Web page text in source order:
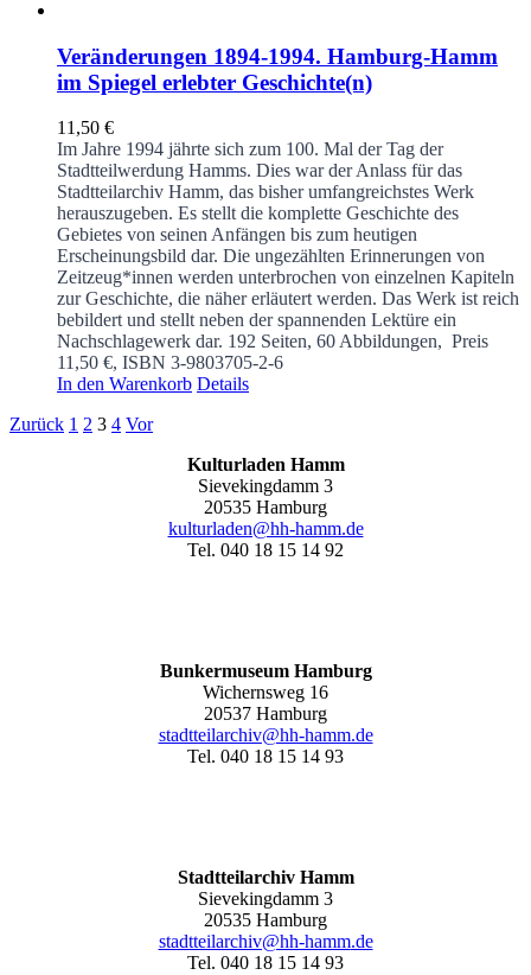
Veränderungen 1894-1994. Hamburg-Hamm
im Spiegel erlebter Geschichte(n)
11,50 €
Im Jahre 1994 jährte sich zum 100. Mal der Tag der
Stadtteilwerdung Hamms. Dies war der Anlass für das
Stadtteilarchiv Hamm, das bisher umfangreichstes Werk
herauszugeben. Es stellt die komplette Geschichte des
Gebietes von seinen Anfängen bis zum heutigen
Erscheinungsbild dar. Die ungezählten Erinnerungen von
Zeitzeug*innen werden unterbrochen von einzelnen Kapiteln
zur Geschichte, die näher erläutert werden. Das Werk ist reich
bebildert und stellt neben der spannenden Lektüre ein
Nachschlagewerk dar. 192 Seiten, 60 Abbildungen, Preis
11,50 €, ISBN 3-9803705-2-6
In den Warenkorb Details
Zurück 1 2 3 4 Vor
Kulturladen Hamm
Sievekingdamm 3
20535 Hamburg
kulturladen@hh-hamm.de
Tel. 040 18 15 14 92
Bunkermuseum Hamburg
Wichernsweg 16
20537 Hamburg
stadtteilarchiv@hh-hamm.de
Tel. 040 18 15 14 93
Stadtteilarchiv Hamm
Sievekingdamm 3
20535 Hamburg
stadtteilarchiv@hh-hamm.de
Tel. 040 18 15 14 93